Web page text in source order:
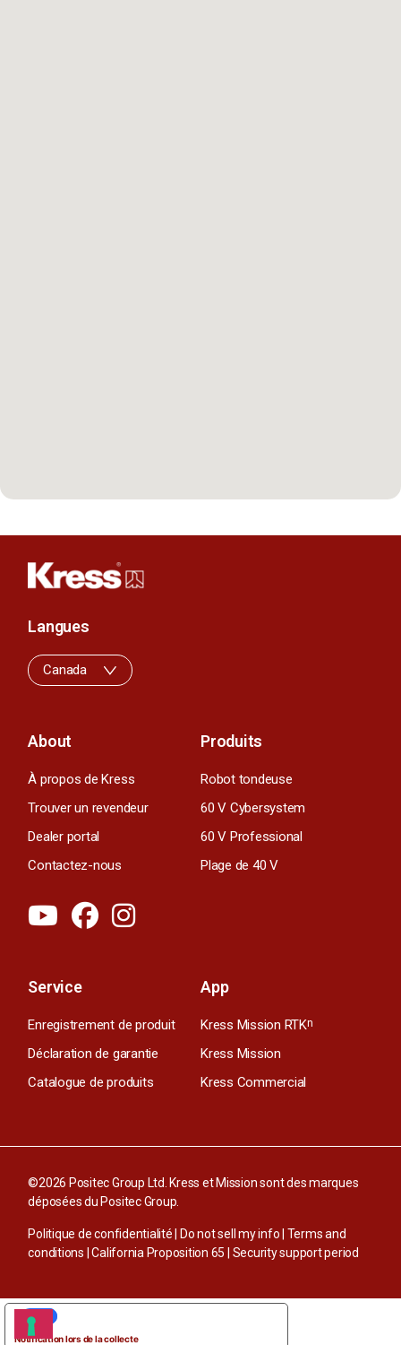
About
À propos de Kress
Trouver un revendeur
Dealer portal
Contactez-nous
Produits
Robot tondeuse
60 V Cybersystem
60 V Professional
Plage de 40 V
Service
Enregistrement de produit
Déclaration de garantie
Catalogue de produits
App
Kress Mission RTKn
Kress Mission
Kress Commercial
Langues
Canada
©2026 Positec Group Ltd. Kress et Mission sont des marques
déposées du Positec Group.
Politique de confidentialité Do not sell my info Terms and
conditions |California Proposition 65 Security support period
Notification lors de la collecte